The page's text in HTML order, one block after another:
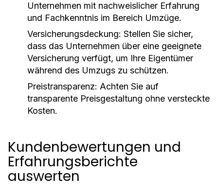
Unternehmen mit nachweislicher Erfahrung
und Fachkenntnis im Bereich Umzüge.
Versicherungsdeckung: Stellen Sie sicher,
dass das Unternehmen über eine geeignete
Versicherung verfügt, um Ihre Eigentümer
während des Umzugs zu schützen.
Preistransparenz: Achten Sie auf
transparente Preisgestaltung ohne versteckte
Kosten.
Kundenbewertungen und
Erfahrungsberichte
auswerten